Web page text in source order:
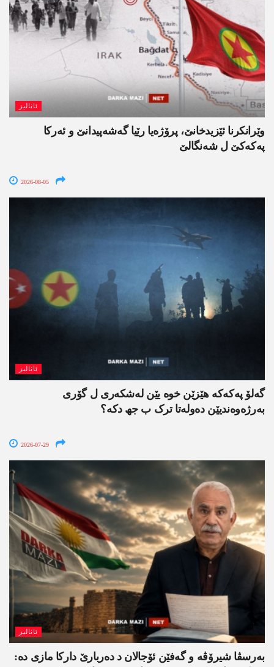
ئانالیز
وێرانکرنا ئێزیدخانێ، پرۆژەیا رێیا گەشەپیدانێ و ئەرکا
پەکەکێ ل شەنگالێ
2026-08-05
ئانالیز
گەلۆ پەکەکە ھێزێن خوە یێن لەشکەری ل گۆری
بەرژەوەندیێن دەولەتا ترک ب جھ دکە؟
2026-07-29
ئانالیز
بەرسڤا شیرۆڤە و گەفێن ئۆجالان د دەربارێ دارکا مازی دە: